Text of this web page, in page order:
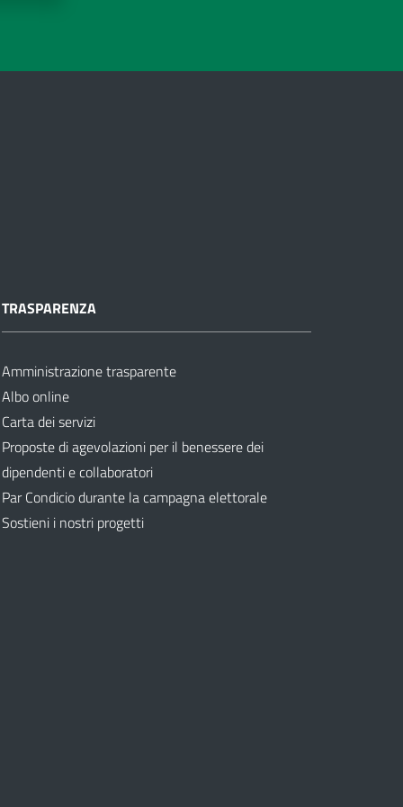
TRASPARENZA
Amministrazione trasparente
Albo online
Carta dei servizi
Proposte di agevolazioni per il benessere dei
dipendenti e collaboratori
Par Condicio durante la campagna elettorale
Sostieni i nostri progetti